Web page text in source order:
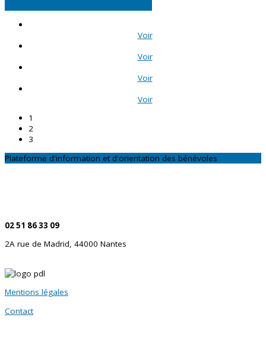
Voir
Voir
Voir
Voir
1
2
3
Plateforme d'information et d'orientation des bénévoles
02 51 86 33 09
2A rue de Madrid, 44000 Nantes
Mentions légales
Contact